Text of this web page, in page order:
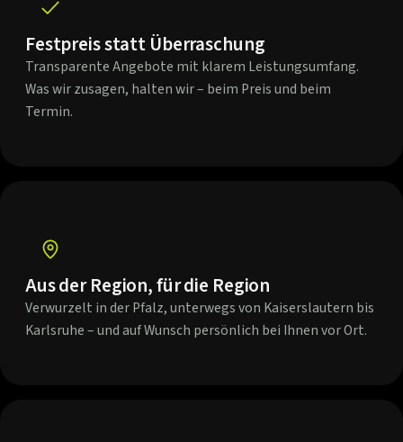
Festpreis statt Überraschung
Transparente Angebote mit klarem Leistungsumfang.
Was wir zusagen, halten wir – beim Preis und beim
Termin.
Aus der Region, für die Region
Verwurzelt in der Pfalz, unterwegs von Kaiserslautern bis
Karlsruhe – und auf Wunsch persönlich bei Ihnen vor Ort.